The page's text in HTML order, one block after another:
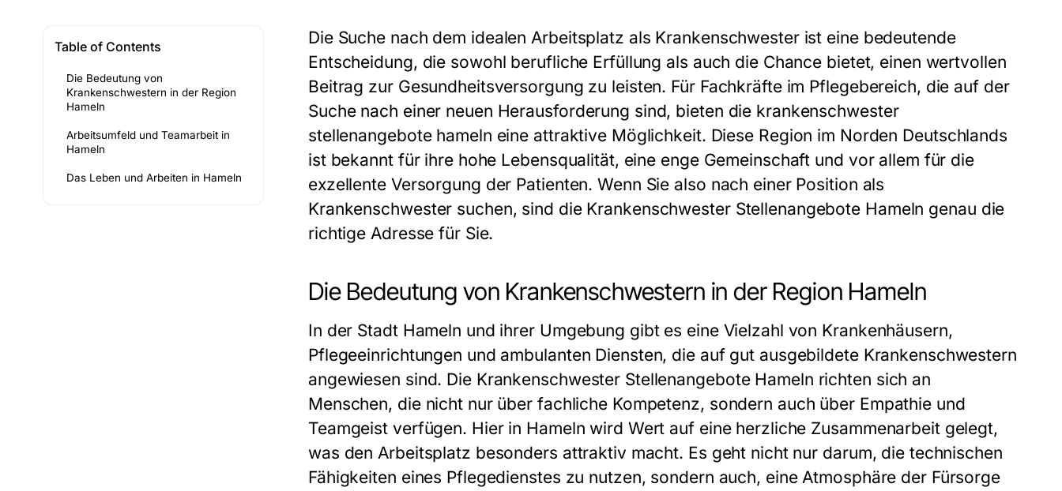
Table of Contents
Die Bedeutung von
Krankenschwestern in der Region
Hameln
Arbeitsumfeld und Teamarbeit in
Hameln
Das Leben und Arbeiten in Hameln
Die Suche nach dem idealen Arbeitsplatz als Krankenschwester ist eine bedeutende
Entscheidung, die sowohl berufliche Erfüllung als auch die Chance bietet, einen wertvollen
Beitrag zur Gesundheitsversorgung zu leisten. Für Fachkräfte im Pflegebereich, die auf der
Suche nach einer neuen Herausforderung sind, bieten die krankenschwester
stellenangebote hameln eine attraktive Möglichkeit. Diese Region im Norden Deutschlands
ist bekannt für ihre hohe Lebensqualität, eine enge Gemeinschaft und vor allem für die
exzellente Versorgung der Patienten. Wenn Sie also nach einer Position als
Krankenschwester suchen, sind die Krankenschwester Stellenangebote Hameln genau die
richtige Adresse für Sie.
Die Bedeutung von Krankenschwestern in der Region Hameln
In der Stadt Hameln und ihrer Umgebung gibt es eine Vielzahl von Krankenhäusern,
Pflegeeinrichtungen und ambulanten Diensten, die auf gut ausgebildete Krankenschwestern
angewiesen sind. Die Krankenschwester Stellenangebote Hameln richten sich an
Menschen, die nicht nur über fachliche Kompetenz, sondern auch über Empathie und
Teamgeist verfügen. Hier in Hameln wird Wert auf eine herzliche Zusammenarbeit gelegt,
was den Arbeitsplatz besonders attraktiv macht. Es geht nicht nur darum, die technischen
Fähigkeiten eines Pflegedienstes zu nutzen, sondern auch, eine Atmosphäre der Fürsorge